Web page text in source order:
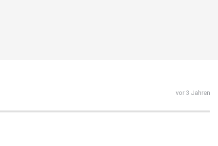
vor 3 Jahren